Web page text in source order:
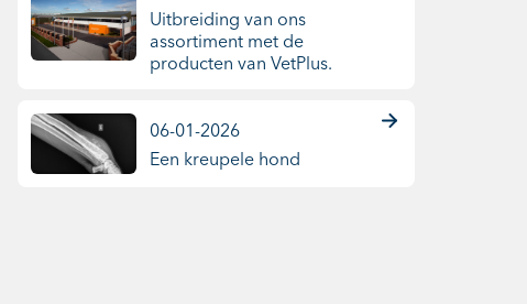
Uitbreiding van ons
assortiment met de
producten van VetPlus.
06-01-2026
Een kreupele hond